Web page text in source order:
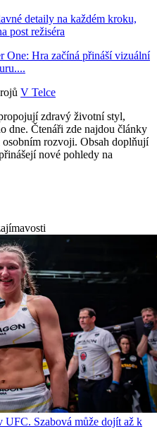
detaily na každém kroku,
post režiséra
One: Hra začíná přináší vizuální
V Telce
zdravý životní styl,
dne. Čtenáři zde najdou články
rozvoji. Obsah doplňují
nové pohledy na
Szabová může dojít až k